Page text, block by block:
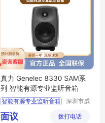
真力 Genelec 8330 SAM系
列 智能有源专业监听音箱
智能有源专业监听音箱
真力
深圳市威
技有限公
面议 拨打电话